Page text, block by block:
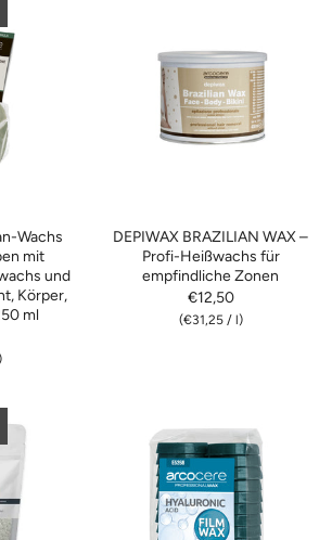
Wachs
mit
und
Körper,
ml
DEPIWAX BRAZILIAN WAX –
Profi-Heißwachs für
empfindliche Zonen
€12,50
(€31,25 / l)